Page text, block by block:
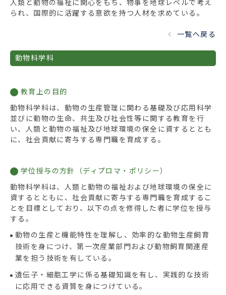
人類と動物の福祉に関心をもち、物事を地球レベルで考え
られ、国際的に活躍する意欲を持つ人材を求めている。
一覧へ戻る
動物科学科
教育上の目的
動物科学科は、動物の生産管理に関わる基礎及び応用科学
並びに動物の生命、共生及び社会性等に関する教育を行
い、人類と動物の福祉及び地球環境の保全に資するととも
に、社会貢献に寄与する専門職を育成する。
学位授与の方針（ディプロマ・ポリシー）
動物科学科は、人類と動物の福祉および地球環境の保全に
資するとともに、社会貢献に寄与する専門職を育成するこ
とを目標としており、以下の点を修得した者に学位を授与
する。
動物の生産と機能特性を理解し、効率的な動物生産飼育
技術を身につけ、第一次産業部門および動物飼育関連産
業を担う技術を有している。
遺伝子・細胞工学に係る基礎知識を有し、実践的な技術
に応用できる資質を身につけている。